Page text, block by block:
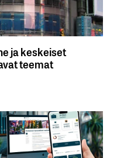
ja keskeiset
teemat